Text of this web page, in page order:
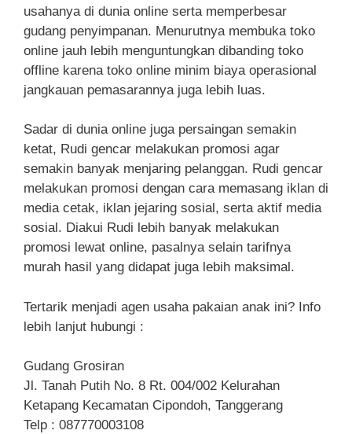
usahanya di dunia online serta memperbesar
gudang penyimpanan. Menurutnya membuka toko
online jauh lebih menguntungkan dibanding toko
offline karena toko online minim biaya operasional
jangkauan pemasarannya juga lebih luas.
Sadar di dunia online juga persaingan semakin
ketat, Rudi gencar melakukan promosi agar
semakin banyak menjaring pelanggan. Rudi gencar
melakukan promosi dengan cara memasang iklan di
media cetak, iklan jejaring sosial, serta aktif media
sosial. Diakui Rudi lebih banyak melakukan
promosi lewat online, pasalnya selain tarifnya
murah hasil yang didapat juga lebih maksimal.
Tertarik menjadi agen usaha pakaian anak ini? Info
lebih lanjut hubungi :
Gudang Grosiran
Jl. Tanah Putih No. 8 Rt. 004/002 Kelurahan
Ketapang Kecamatan Cipondoh, Tanggerang
Telp : 087770003108